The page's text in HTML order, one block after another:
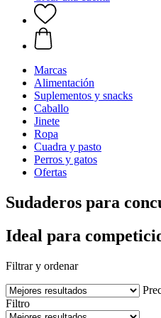
Marcas
Alimentación
Suplementos y snacks
Caballo
Jinete
Ropa
Cuadra y pasto
Perros y gatos
Ofertas
Sudaderos para
Ideal para
Filtrar y ordenar
Filtro